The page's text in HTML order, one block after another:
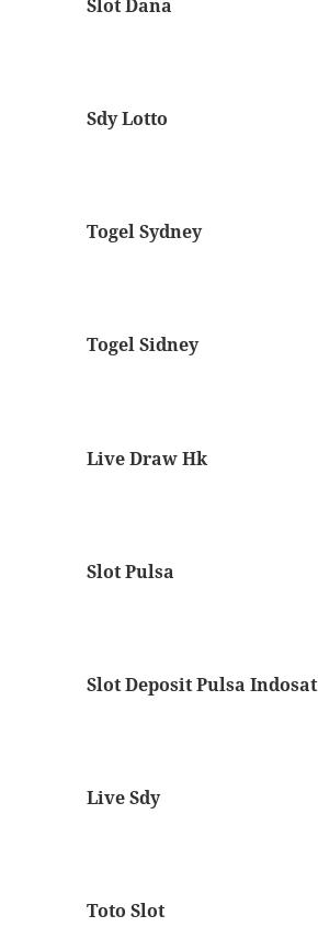
Slot Dana
Sdy Lotto
Togel Sydney
Togel Sidney
Live Draw Hk
Slot Pulsa
Slot Deposit Pulsa Indosat
Live Sdy
Toto Slot